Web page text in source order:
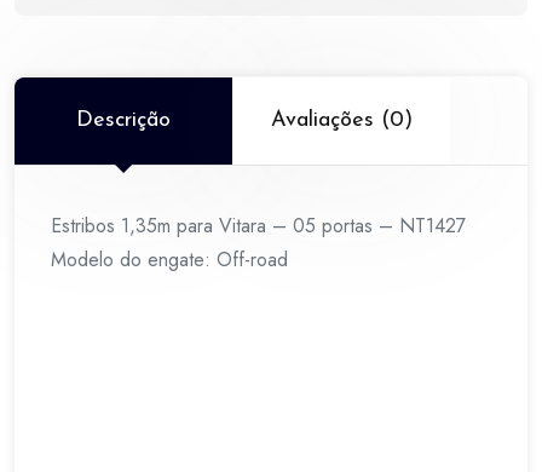
NT1427
quantidade
Descrição Avaliações (0)
Estribos 1,35m para Vitara – 05 portas – NT1427
Modelo do engate: Off-road